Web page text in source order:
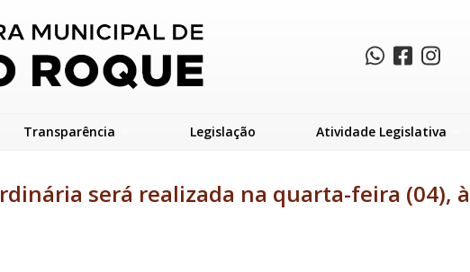
Transparência Legislação Atividade Legislativa
será realizada na quarta-feira (04),